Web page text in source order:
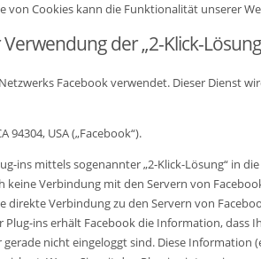
Cookies kann die Funktionalität unserer
der „2-Klick-
Facebook verwendet. Dieser Dienst
USA („Facebook“).
ins mittels sogenannter „2-Klick-Lösung“ in
Verbindung mit den Servern von
Verbindung zu den Servern von
ins erhält Facebook die Information, dass
nicht eingeloggt sind. Diese Information